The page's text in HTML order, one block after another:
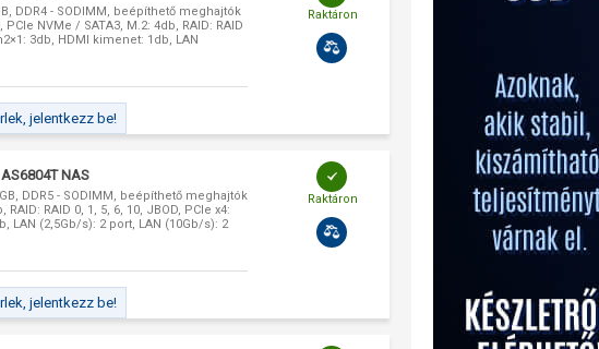
DDR4 - SODIMM, beépíthető meghajtók
NVMe / SATA3, M.2: 4db, RAID: RAID
3db, HDMI kimenet: 1db, LAN
jelentkezz be!
Raktáron
NAS
DDR5 - SODIMM, beépíthető meghajtók
RAID 0, 1, 5, 6, 10, JBOD, PCIe x4:
LAN (2,5Gb/s): 2 port, LAN (10Gb/s): 2
jelentkezz be!
Raktáron